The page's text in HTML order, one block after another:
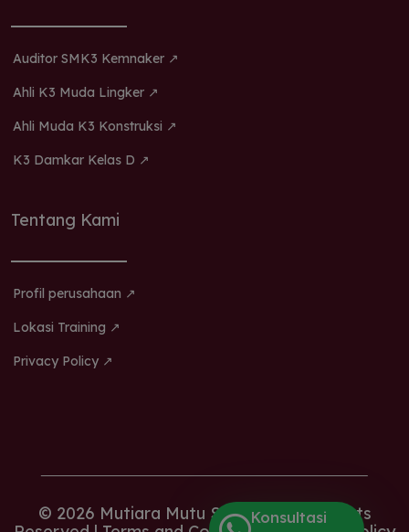
Auditor SMK3 Kemnaker ↗
Ahli K3 Muda Lingker ↗
Ahli Muda K3 Konstruksi ↗
K3 Damkar Kelas D ↗
Tentang Kami
Profil perusahaan ↗
Lokasi Training ↗
Privacy Policy ↗
© 2026 Mutiara Mutu Sertifikasi. All Rights
Konsultasi